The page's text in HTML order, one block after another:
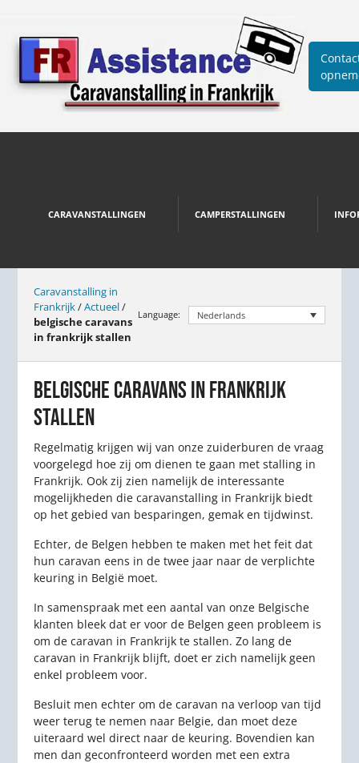
CARAVANSTALLINGEN CAMPERSTALLINGEN
Caravanstalling in
Frankrijk/Actueel/
belgische caravans
in frankrijk stallen
Language: Nederlands
BELGISCHE CARAVANS IN FRANKRIJK
STALLEN
Regelmatig krijgen wij van onze zuiderburen de vraag
voorgelegd hoe zij om dienen te gaan met stalling in
Frankrijk. Ook zij zien namelijk de interessante
mogelijkheden die caravanstalling in Frankrijk biedt
op het gebied van besparingen, gemak en tijdwinst.
Echter, de Belgen hebben te maken met het feit dat
hun caravan eens in de twee jaar naar de verplichte
keuring in België moet.
In samenspraak met een aantal van onze Belgische
klanten bleek dat er voor de Belgen geen probleem is
om de caravan in Frankrijk te stallen. Zo lang de
caravan in Frankrijk blijft, doet er zich namelijk geen
enkel probleem voor.
Besluit men echter om de caravan na verloop van tijd
weer terug te nemen naar Belgie, dan moet deze
uiteraard wel direct naar de keuring. Bovendien kan
men dan geconfronteerd worden met een extra